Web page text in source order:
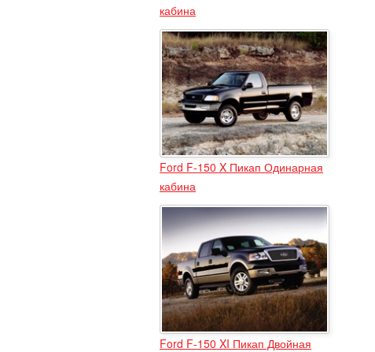
кабина
Ford F-150 X Пикап Одинарная
кабина
Ford F-150 XI Пикап Двойная